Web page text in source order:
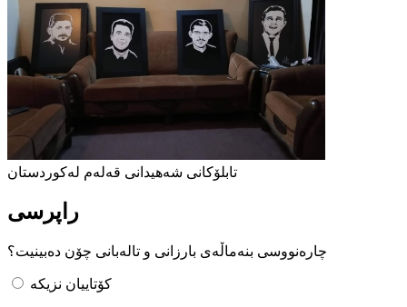
تابلۆکانی شەهیدانی قەلەم لەکوردستان
راپرسی
چارەنووسی بنەماڵەی بارزانی و تالەبانی چۆن دەبینیت؟
کۆتاییان نزیکە